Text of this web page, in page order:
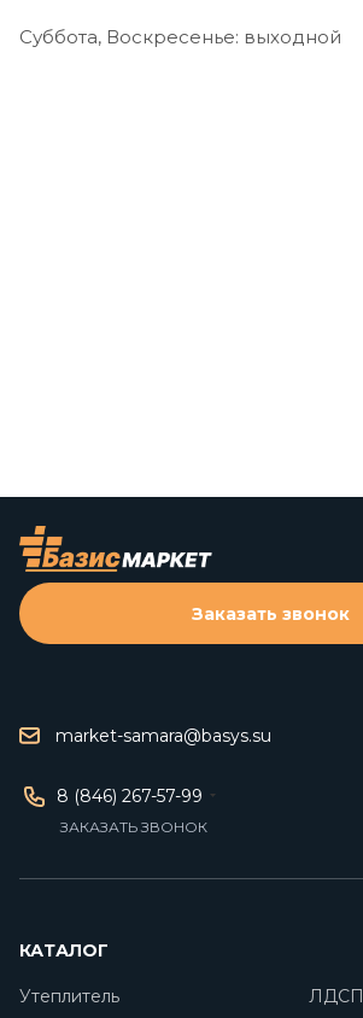
Cуббота, Воскресенье: выходной
market-samara@basys.su
8 (846) 267-57-99
ЗАКАЗАТЬ ЗВОНОК
Заказать звонок
КАТАЛОГ
Утеплитель
ЛДСП